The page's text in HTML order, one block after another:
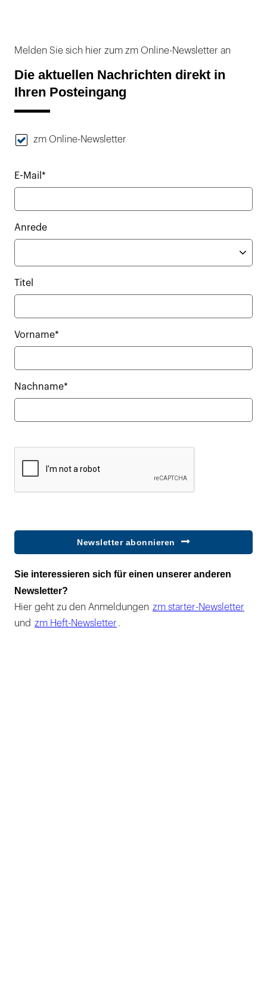
Melden Sie sich hier zum zm Online-Newsletter an
Die aktuellen Nachrichten direkt in
Ihren Posteingang
zm Online-Newsletter
E-Mail*
Anrede
Titel
Vorname*
Nachname*
Newsletter abonnieren
Sie interessieren sich für einen unserer anderen
Newsletter?
Hier geht zu den Anmeldungen zm starter-Newsletter
und zm Heft-Newsletter .